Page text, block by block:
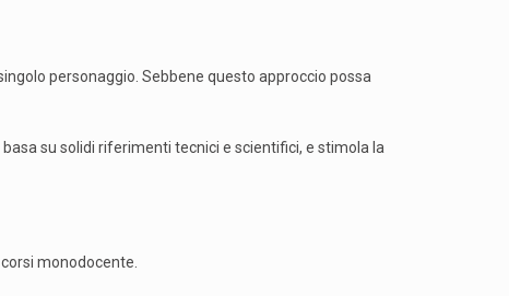
personaggio. Sebbene questo approccio possa
su solidi riferimenti tecnici e scientifici, e stimola la
monodocente.